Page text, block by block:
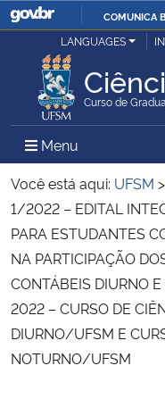
COMUNICA
Ministério da Justiça e
Ministério da Defesa
Ministério das Relações
Ministério da Economia
Ministério da Infraestrutura
Ministério da Educação
LANGUAGES
Curso de
Menu Menu
Você está aqui: UFSM >
1/2022 – EDITAL
PARA ESTUDANTES
NA PARTICIPAÇÃO
CONTÁBEIS DIURNO
2022 – CURSO DE
DIURNO/UFSM E
NOTURNO/UFSM